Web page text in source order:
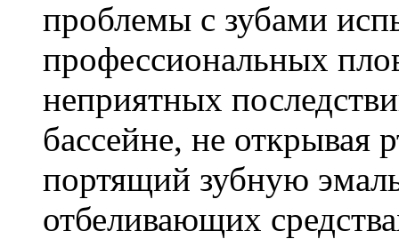
проблемы с зубами
профессиональных
неприятных
бассейне, не открывая
портящий зубную
отбеливающих